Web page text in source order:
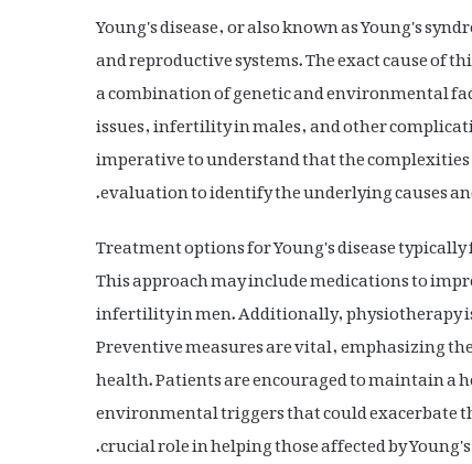
Young's disease, or also known as Young's
and reproductive systems. The exact cause of
a combination of genetic and environmental
issues, infertility in males, and other
imperative to understand that the
evaluation to identify the underlying causes
Treatment options for Young's disease
This approach may include medications to
infertility in men. Additionally, physiotherapy
Preventive measures are vital, emphasizing
health. Patients are encouraged to maintain
environmental triggers that could exacerbate
crucial role in helping those affected by